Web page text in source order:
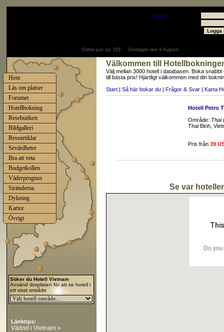
Välkommen till
Välj mellan 3000 hotell i databasen. Boka snabbt
till bästa pris! Hjärtligt välkommen med din
Start | Så här bokar du | Frågor & Svar | Karta
Hotell Petro
Område: Thai
Thai Binh,
Pris från 39
Se var
Do
Online just nu: 153 Söndagen den 9 Augusti
medlem
Söker du Hotell Vietnam
Använd droplisten för att se hotell i
ett visst område
Länktips:
Vädret i Vietnam »
Hem
Läs om platser
Forumet
Hotellbokning
Resebutiken
Bildgalleri
Researtiklar
Sevärdheter
Bra att veta
Budgetkollen
Väderprognos
Stränderna
Dykning
Kartor
Övrigt